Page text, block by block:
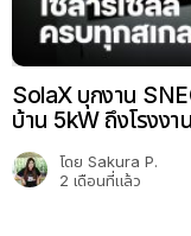
SolaX บุกงาน
บ้าน 5kW ถึงโรงง
โดย Sakura P.
2 เดือนที่แล้ว